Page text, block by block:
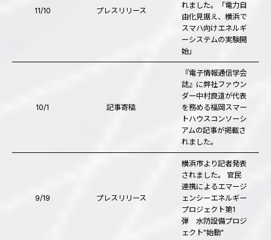
11/10 プレスリリース
れました。「電力自
由化見据え、横浜で
スマハ向けエネルギ
ーシステムの実験開
始」
10/1 記事寄稿
『電子情報通信学会
誌』に弊社ファウン
ダー中村良道が代表
を務める福岡スマー
トハウスコンソーシ
アムの記事が掲載さ
れました。
9/19 プレスリリース
横浜市より記者発表
されました。 官民
連携によるエマージ
ェンシーエネルギー
プロジェクト第1
弾 水防設備プロジ
ェクト"始動"